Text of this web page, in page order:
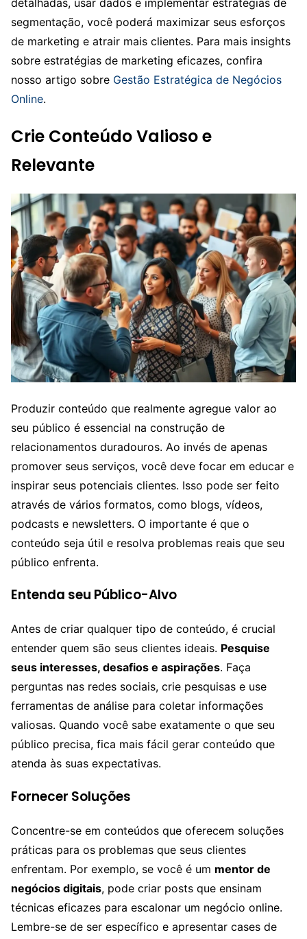
detalhadas, usar dados e implementar estratégias de
segmentação, você poderá maximizar seus esforços
de marketing e atrair mais clientes. Para mais insights
sobre estratégias de marketing eficazes, confira
nosso artigo sobre Gestão Estratégica de Negócios
Online.
Crie Conteúdo Valioso e
Relevante
Produzir conteúdo que realmente agregue valor ao
seu público é essencial na construção de
relacionamentos duradouros. Ao invés de apenas
promover seus serviços, você deve focar em educar e
inspirar seus potenciais clientes. Isso pode ser feito
através de vários formatos, como blogs, vídeos,
podcasts e newsletters. O importante é que o
conteúdo seja útil e resolva problemas reais que seu
público enfrenta.
Entenda seu Público-Alvo
Antes de criar qualquer tipo de conteúdo, é crucial
entender quem são seus clientes ideais. Pesquise
seus interesses, desafios e aspirações. Faça
perguntas nas redes sociais, crie pesquisas e use
ferramentas de análise para coletar informações
valiosas. Quando você sabe exatamente o que seu
público precisa, fica mais fácil gerar conteúdo que
atenda às suas expectativas.
Fornecer Soluções
Concentre-se em conteúdos que oferecem soluções
práticas para os problemas que seus clientes
enfrentam. Por exemplo, se você é um mentor de
negócios digitais, pode criar posts que ensinam
técnicas eficazes para escalonar um negócio online.
Lembre-se de ser específico e apresentar cases de